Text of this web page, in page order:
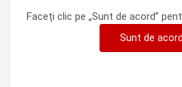
Faceți clic pe „Sunt de acord”
Sunt de